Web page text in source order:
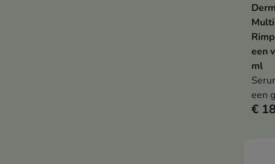
een
ml
een
de
€